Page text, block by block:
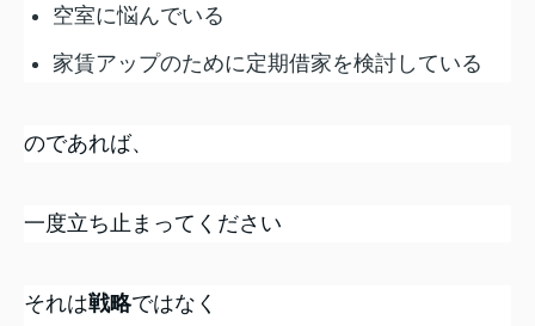
空室に悩んでいる
家賃アップのために定期借家を検討している
のであれば、
一度立ち止まってください
それは戦略ではなく